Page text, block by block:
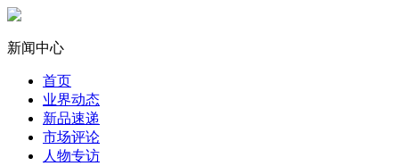
新闻中心
首页
业界动态
新品速递
市场评论
人物专访